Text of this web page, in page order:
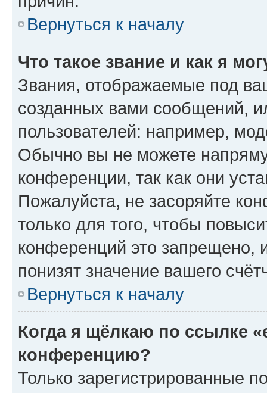
Вернуться к началу
Что такое звание и как я
Звания, отображаемые под
созданных вами сообщений,
пользователей: например,
Обычно вы не можете
конференции, так как они
Пожалуйста, не засоряйте
только для того, чтобы
конференций это запрещено,
понизят значение вашего
Вернуться к началу
Когда я щёлкаю по ссылке
конференцию?
Только зарегистрированные